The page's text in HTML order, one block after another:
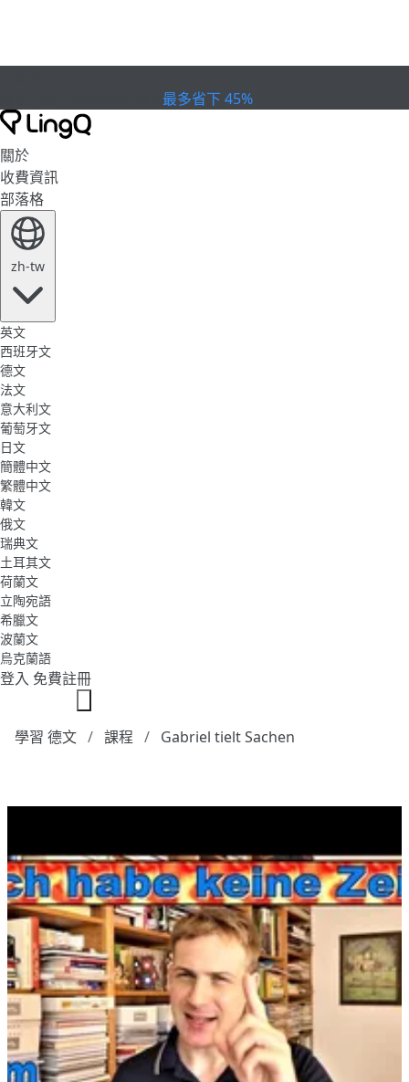
最多省下 45%
關於
收費資訊
部落格
zh-tw
英文
西班牙文
德文
法文
意大利文
葡萄牙文
日文
簡體中文
繁體中文
韓文
俄文
瑞典文
土耳其文
荷蘭文
立陶宛語
希臘文
波蘭文
烏克蘭語
登入 免費註冊
學習 德文 課程 Gabriel tielt Sachen